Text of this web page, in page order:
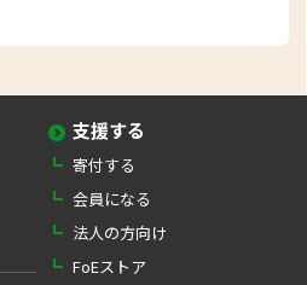
支援する
寄付する
会員になる
法人の方向け
FoEストア